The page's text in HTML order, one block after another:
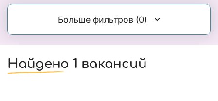
Больше фильтров (0)
Найдено 1 вакансий